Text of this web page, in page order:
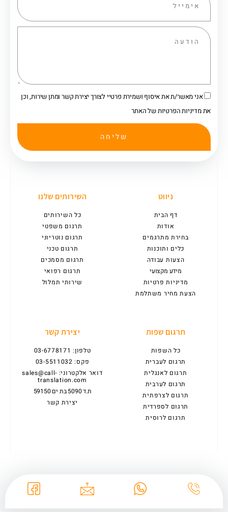
אני מאשר/ת את איסוף ושמירת פרטיי לצורך יצירת קשר ומתן שירות, וכן
את מדיניות הפרטיות של האתר
שליחה
ניווט
דף הבית
אודות
בחירת מתרגמים
כלים ותוכנות
הצעות עבודה
מידע מקצועי
מדיניות פרטיות
הצעת מחיר משתלמת
השירותים שלנו
כל השירותים
תרגום משפטי
תרגום נוטריוני
תרגום טכני
תרגום מסמכים
תרגום רפואי
שירותי תמלול
תרגום שפות
כל השפות
תרגום לעברית
תרגום לאנגלית
תרגום לערבית
תרגום לצרפתית
תרגום לספרדית
תרגום לרוסית
יצירת קשר
טלפון: 03-6778171
פקס: 03-5511032
דואר אלקטרוני: sales@call-
translation.com
ת.ד 5090 בת ים 59150
יצירת קשר